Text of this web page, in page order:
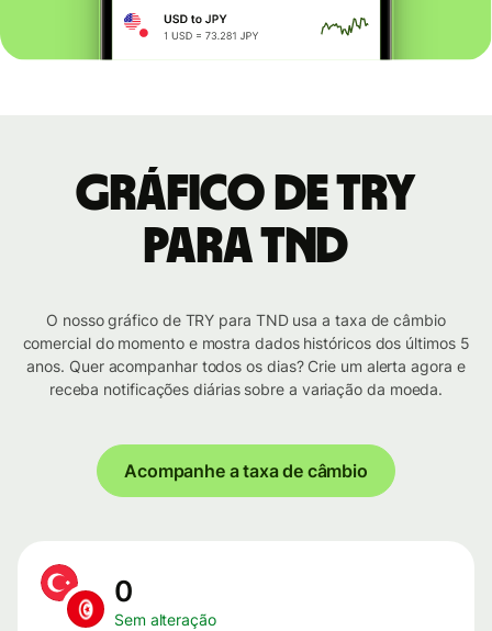
Gráfico de TRY
para TND
O nosso gráfico de TRY para TND usa a taxa de câmbio
comercial do momento e mostra dados históricos dos últimos 5
anos. Quer acompanhar todos os dias? Crie um alerta agora e
receba notificações diárias sobre a variação da moeda.
Acompanhe a taxa de câmbio
0
Sem alteração